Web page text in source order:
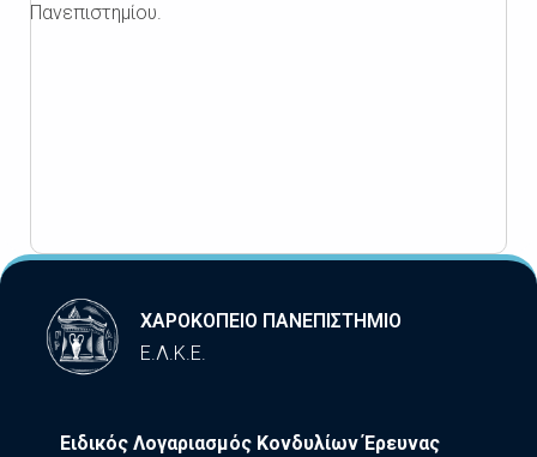
Πανεπιστημίου.
ΧΑΡΟΚΟΠΕΙΟ ΠΑΝΕΠΙΣΤΗΜΙΟ
Ε.Λ.Κ.Ε.
Ειδικός Λογαριασμός Κονδυλίων Έρευνας